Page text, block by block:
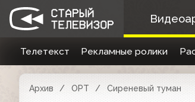
Телетекст Рекламные ролики
Архив ОРТ Сиреневый туман